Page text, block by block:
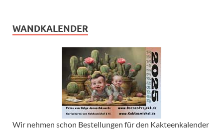
WANDKALENDER
Wir nehmen schon Bestellungen für den Kakteenkalender